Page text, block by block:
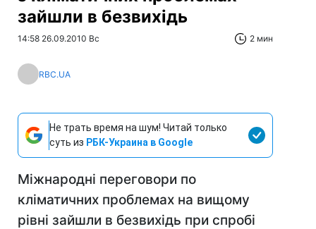
зайшли в безвихідь
14:58 26.09.2010 Вс 2 мин
RBC.UA
Не трать время на шум! Читай только
суть из РБК-Украина в Google
Міжнародні переговори по
кліматичних проблемах на вищому
рівні зайшли в безвихідь при спробі